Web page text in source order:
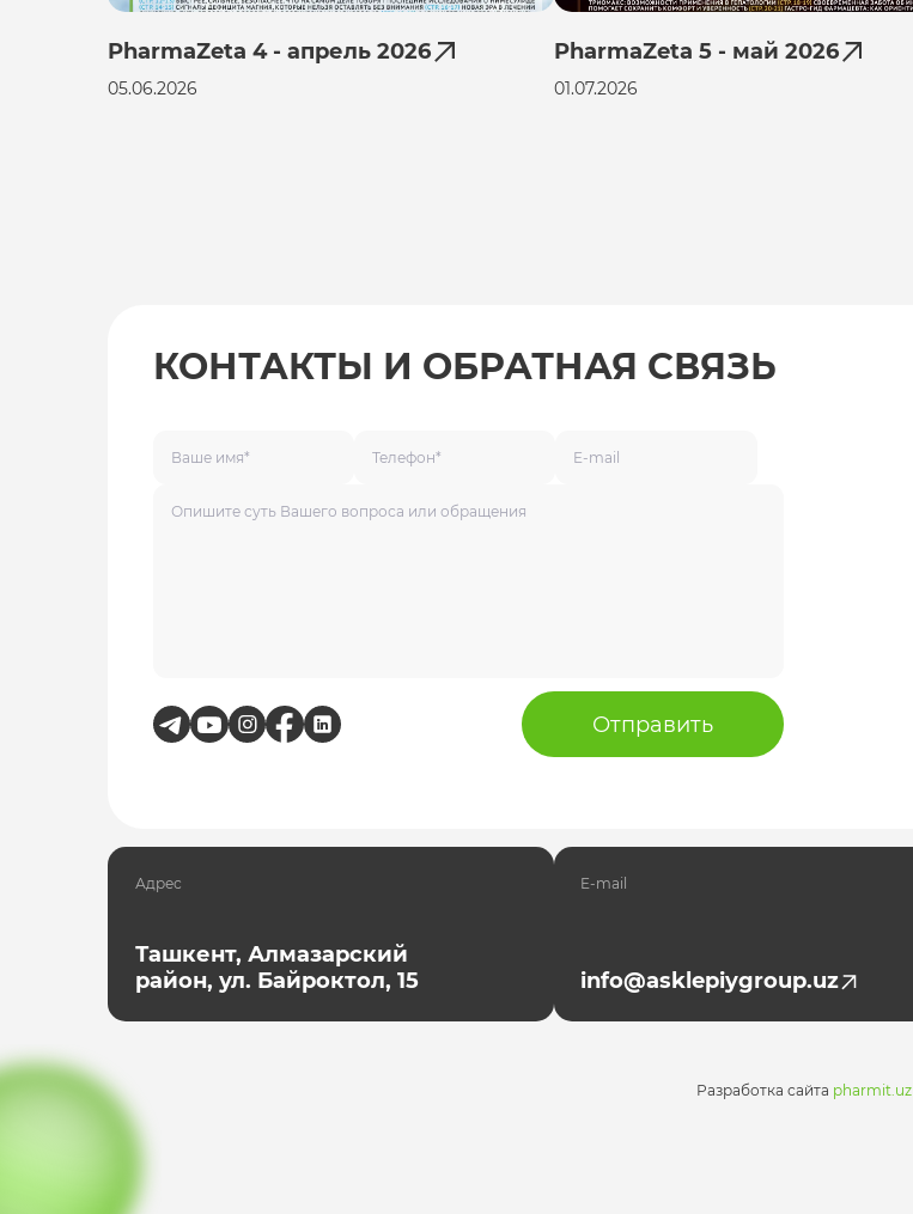
PharmaZeta 4 - апрель 2026
05.06.2026
PharmaZeta 5 - май 2026
01.07.2026
КОНТАКТЫ И ОБРАТНАЯ СВЯЗЬ
Отправить
Адрес
Ташкент, Алмазарский
район, ул. Байроктол, 15
E-mail
info@asklepiygroup.uz
Разработка сайта pharmit.uz